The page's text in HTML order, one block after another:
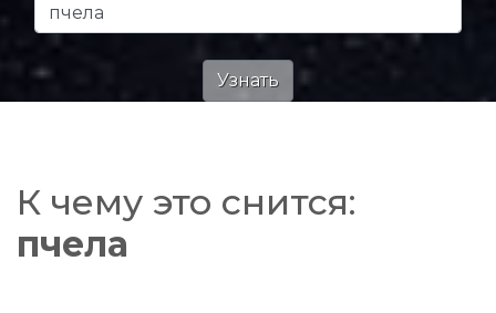
К чему это снится:
пчела